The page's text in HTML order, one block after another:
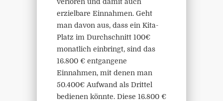
erzielbare Einnahmen. Geht
man davon aus, dass ein Kita-
Platz im Durchschnitt 100€
monatlich einbringt, sind das
16.800 € entgangene
Einnahmen, mit denen man
50.400€ Aufwand als Drittel
bedienen könnte. Diese 16.800 €